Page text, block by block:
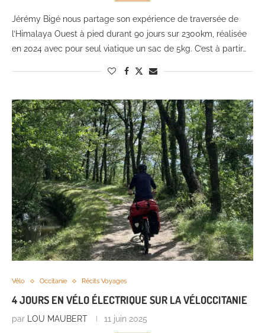
Jérémy Bigé nous partage son expérience de traversée de
l’Himalaya Ouest à pied durant 90 jours sur 2300km, réalisée
en 2024 avec pour seul viatique un sac de 5kg. C’est à partir…
Vélo Occitanie Récits Voyages
4 JOURS EN VÉLO ÉLECTRIQUE SUR LA VÉLOCCITANIE
par LOU MAUBERT 11 juin 2025